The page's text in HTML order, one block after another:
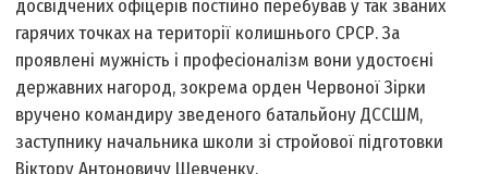
досвідчених офіцерів постійно перебував у так званих
гарячих точках на території колишнього СРСР. За
проявлені мужність і професіоналізм вони удостоєні
державних нагород, зокрема орден Червоної Зірки
вручено командиру зведеного батальйону ДССШМ,
заступнику начальника школи зі стройової підготовки
Віктору Антоновичу Шевченку.